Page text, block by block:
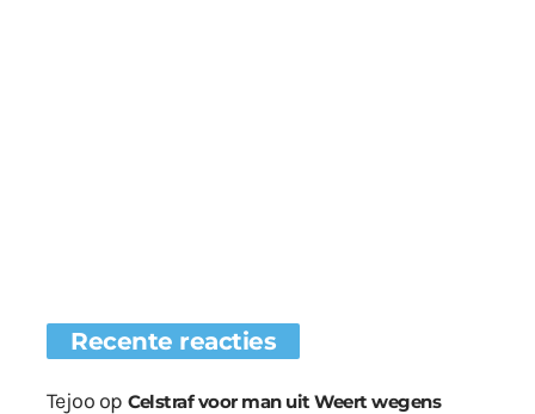
Recente reacties
Tejoo op Celstraf voor man uit Weert wegens